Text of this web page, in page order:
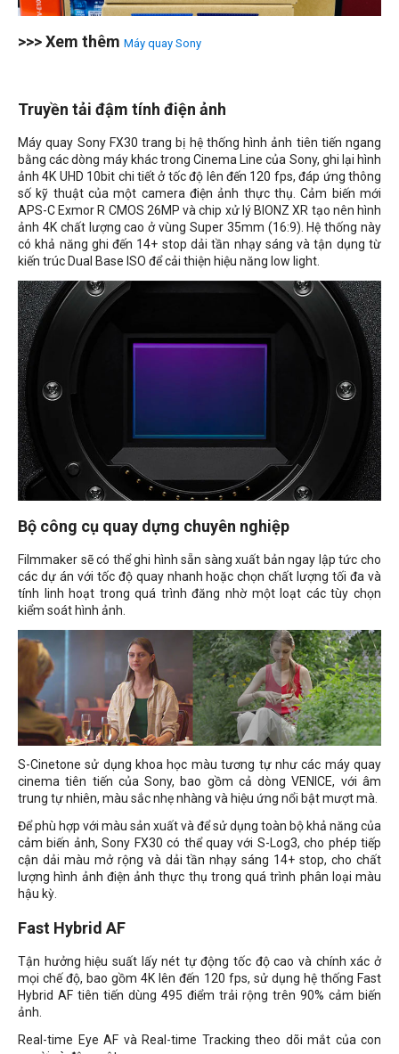
>>> Xem thêm Máy quay Sony
Truyền tải đậm tính điện ảnh
Máy quay Sony FX30 trang bị hệ thống hình ảnh tiên tiến ngang
bằng các dòng máy khác trong Cinema Line của Sony, ghi lại hình
ảnh 4K UHD 10bit chi tiết ở tốc độ lên đến 120 fps, đáp ứng thông
số kỹ thuật của một camera điện ảnh thực thụ. Cảm biến mới
APS-C Exmor R CMOS 26MP và chip xử lý BIONZ XR tạo nên hình
ảnh 4K chất lượng cao ở vùng Super 35mm (16:9). Hệ thống này
có khả năng ghi đến 14+ stop dải tần nhạy sáng và tận dụng từ
kiến trúc Dual Base ISO để cải thiện hiệu năng low light.
Bộ công cụ quay dựng chuyên nghiệp
Filmmaker sẽ có thể ghi hình sẵn sàng xuất bản ngay lập tức cho
các dự án với tốc độ quay nhanh hoặc chọn chất lượng tối đa và
tính linh hoạt trong quá trình đăng nhờ một loạt các tùy chọn
kiểm soát hình ảnh.
S-Cinetone sử dụng khoa học màu tương tự như các máy quay
cinema tiên tiến của Sony, bao gồm cả dòng VENICE, với âm
trung tự nhiên, màu sắc nhẹ nhàng và hiệu ứng nổi bật mượt mà.
Để phù hợp với màu sản xuất và để sử dụng toàn bộ khả năng của
cảm biến ảnh, Sony FX30 có thể quay với S-Log3, cho phép tiếp
cận dải màu mở rộng và dải tần nhạy sáng 14+ stop, cho chất
lượng hình ảnh điện ảnh thực thụ trong quá trình phân loại màu
hậu kỳ.
Fast Hybrid AF
Tận hưởng hiệu suất lấy nét tự động tốc độ cao và chính xác ở
mọi chế độ, bao gồm 4K lên đến 120 fps, sử dụng hệ thống Fast
Hybrid AF tiên tiến dùng 495 điểm trải rộng trên 90% cảm biến
ảnh.
Real-time Eye AF và Real-time Tracking theo dõi mắt của con